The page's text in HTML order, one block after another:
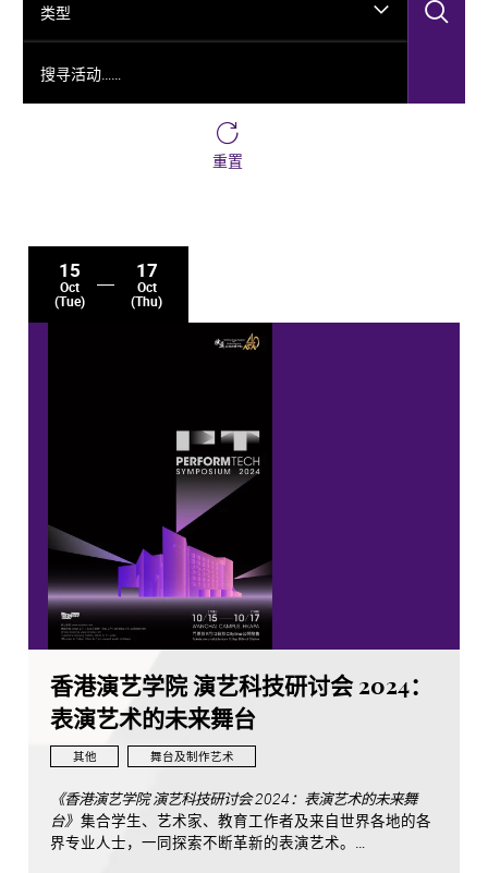
类型
重置
15
Oct
(Tue)
17
Oct
(Thu)
香港演艺学院 演艺科技研讨会 2024：
表演艺术的未来舞台
其他 舞台及制作艺术
《香港演艺学院 演艺科技研讨会 2024：表演艺术的未来舞
台》 集合学生、艺术家、教育工作者及来自世界各地的各
界专业人士，一同探索不断革新的表演艺术。